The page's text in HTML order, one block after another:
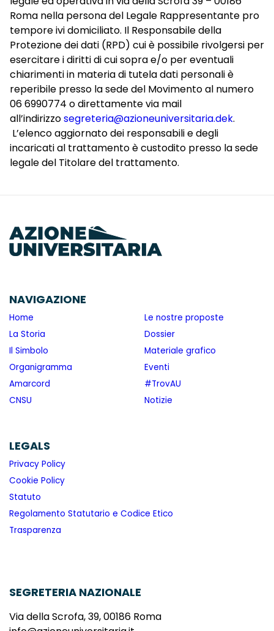
Roma nella persona del Legale Rappresentante pro
tempore ivi domiciliato. Il Responsabile della
Protezione dei dati (RPD) cui è possibile rivolgersi per
esercitare i diritti di cui sopra e/o per eventuali
chiarimenti in materia di tutela dati personali è
reperibile presso la sede del Movimento al numero
06 6990774 o direttamente via mail
all’indirizzosegreteria@azioneuniversitaria.dek.
L’elenco aggiornato dei responsabili e degli
incaricati al trattamento è custodito presso la sede
legale del Titolare del trattamento.
NAVIGAZIONE
Home
La Storia
Il Simbolo
Organigramma
Amarcord
CNSU
Le nostre proposte
Dossier
Materiale grafico
Eventi
#TrovAU
Notizie
LEGALS
Privacy Policy
Cookie Policy
Statuto
Regolamento Statutario e Codice Etico
Trasparenza
SEGRETERIA NAZIONALE
Via della Scrofa, 39, 00186 Roma